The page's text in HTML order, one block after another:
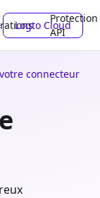
Protection
API
Logto Cloud
connecteur